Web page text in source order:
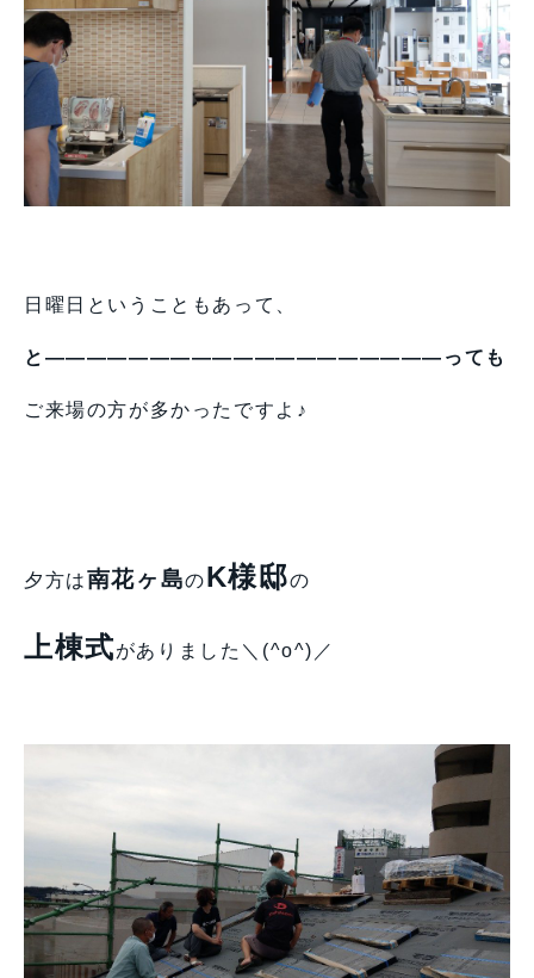
日曜日ということもあって、
と―――――――――――――――――――っても
ご来場の方が多かったですよ♪
夕方は南花ヶ島のK様邸の
上棟式がありました＼(^o^)／